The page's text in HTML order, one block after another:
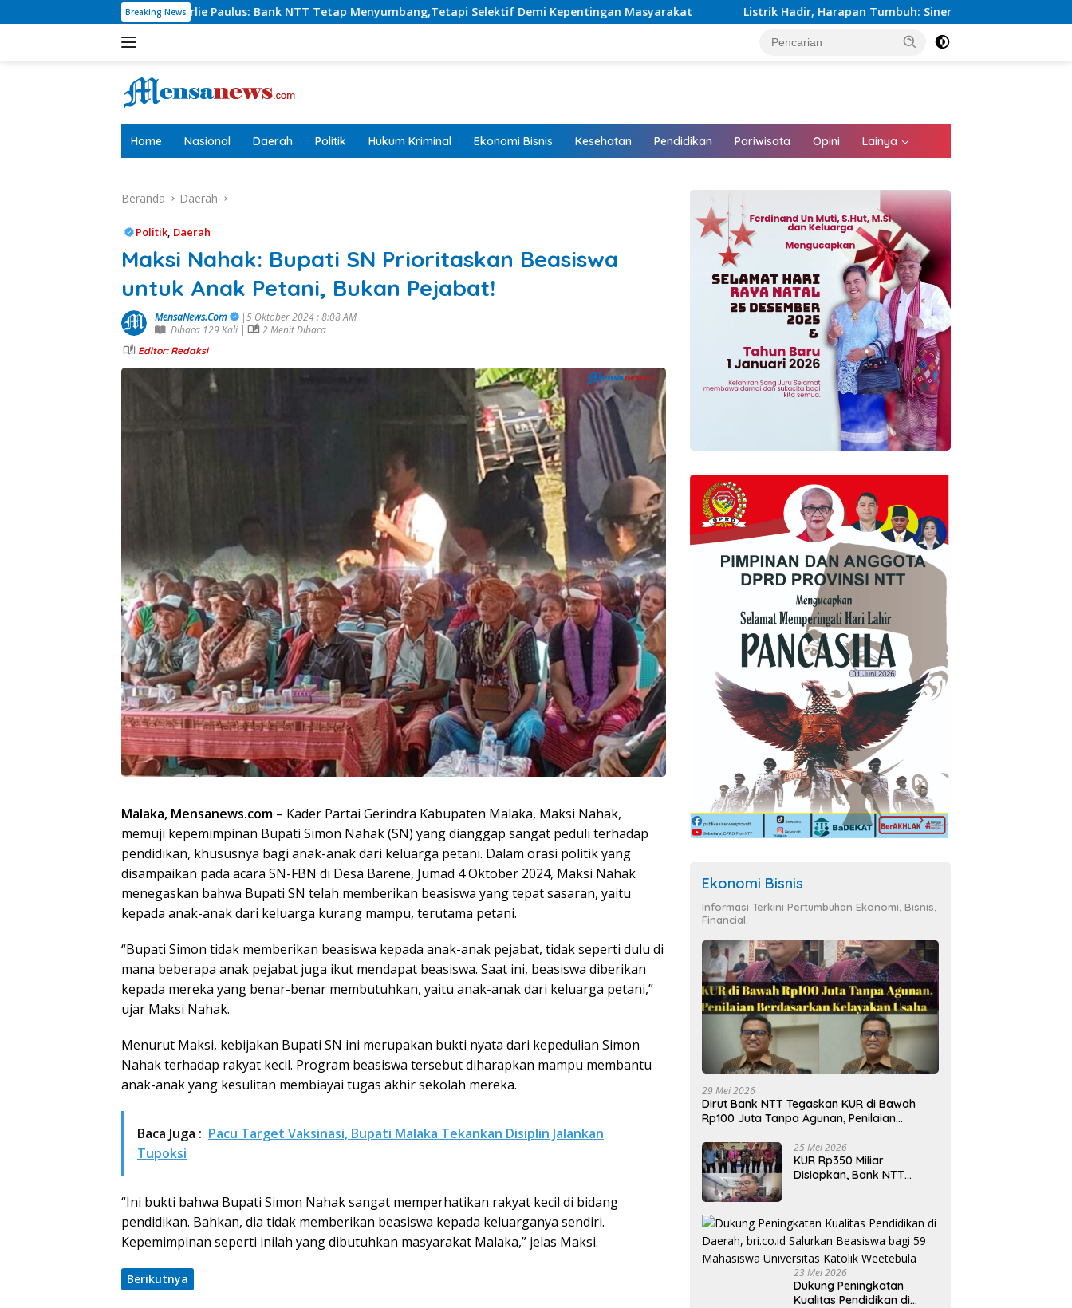
ke
Breaking News
Charlie Paulus: Bank NTT Tetap Menyumbang,Tetapi Selektif Demi Kepentingan Masyarakat Listrik Hadir, Harapan Tumbuh: Sinergi Kementerian dan PLN Percepat
Home Nasional Daerah Politik Hukum Kriminal Ekonomi Bisnis Kesehatan Pendidikan Pariwisata Opini Lainya
Beranda Daerah
Politik, Daerah
Maksi Nahak: Bupati SN Prioritaskan Beasiswa
untuk Anak Petani, Bukan Pejabat!
MensaNews.Com
|5 Oktober 2024 : 8:08 AM
Dibaca 129 Kali |
2 Menit Dibaca
Editor: Redaksi
Malaka, Mensanews.com – Kader Partai Gerindra Kabupaten Malaka, Maksi Nahak,
memuji kepemimpinan Bupati Simon Nahak (SN) yang dianggap sangat peduli terhadap
pendidikan, khususnya bagi anak-anak dari keluarga petani. Dalam orasi politik yang
disampaikan pada acara SN-FBN di Desa Barene, Jumad 4 Oktober 2024, Maksi Nahak
menegaskan bahwa Bupati SN telah memberikan beasiswa yang tepat sasaran, yaitu
kepada anak-anak dari keluarga kurang mampu, terutama petani.
“Bupati Simon tidak memberikan beasiswa kepada anak-anak pejabat, tidak seperti dulu di
mana beberapa anak pejabat juga ikut mendapat beasiswa. Saat ini, beasiswa diberikan
kepada mereka yang benar-benar membutuhkan, yaitu anak-anak dari keluarga petani,”
ujar Maksi Nahak.
Menurut Maksi, kebijakan Bupati SN ini merupakan bukti nyata dari kepedulian Simon
Nahak terhadap rakyat kecil. Program beasiswa tersebut diharapkan mampu membantu
anak-anak yang kesulitan membiayai tugas akhir sekolah mereka.
Baca Juga : Pacu Target Vaksinasi, Bupati Malaka Tekankan Disiplin Jalankan
Tupoksi
“Ini bukti bahwa Bupati Simon Nahak sangat memperhatikan rakyat kecil di bidang
pendidikan. Bahkan, dia tidak memberikan beasiswa kepada keluarganya sendiri.
Kepemimpinan seperti inilah yang dibutuhkan masyarakat Malaka,” jelas Maksi.
Berikutnya
Ekonomi Bisnis
Informasi Terkini Pertumbuhan Ekonomi, Bisnis,
Financial.
29 Mei 2026
Dirut Bank NTT Tegaskan KUR di Bawah
Rp100 Juta Tanpa Agunan, Penilaian
25 Mei 2026
KUR Rp350 Miliar
Disiapkan, Bank NTT
23 Mei 2026
Dukung Peningkatan
Kualitas Pendidikan di